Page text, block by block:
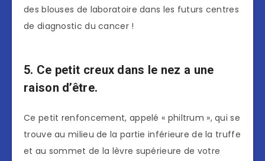
des blouses de laboratoire dans les futurs centres
de diagnostic du cancer !
5. Ce petit creux dans le nez a une
raison d’être.
Ce petit renfoncement, appelé « philtrum », qui se
trouve au milieu de la partie inférieure de la truffe
et au sommet de la lèvre supérieure de votre